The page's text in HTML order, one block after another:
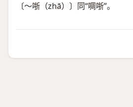
〔～哳（zhā）〕同“啁哳”。